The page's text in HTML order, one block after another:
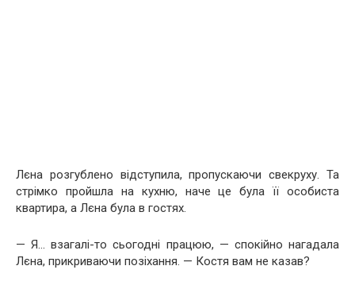
Лєна розгублено відступила, пропускаючи свекруху. Та
стрімко пройшла на кухню, наче це була її особиста
квартира, а Лєна була в гостях.
— Я… взагалі-то сьогодні працюю, — спокійно нагадала
Лєна, прикриваючи позіхання. — Костя вам не казав?